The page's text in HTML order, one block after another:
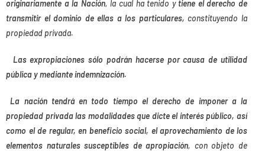
originariamente a la Nación, la cual ha tenido y tiene el derecho de
transmitir el dominio de ellas a los particulares, constituyendo la
propiedad privada.
Las expropiaciones sólo podrán hacerse por causa de utilidad
pública y mediante indemnización.
La nación tendrá en todo tiempo el derecho de imponer a la
propiedad privada las modalidades que dicte el interés público, así
como el de regular, en beneficio social, el aprovechamiento de los
elementos naturales susceptibles de apropiación, con objeto de